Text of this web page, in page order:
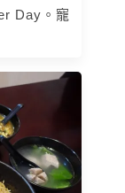
Day。寵